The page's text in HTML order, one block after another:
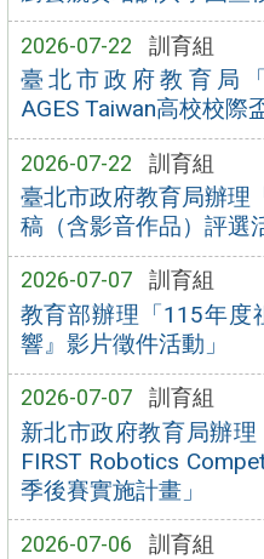
2026-07-22 訓育組
臺北市政府教育局「
AGES Taiwan高校校際
2026-07-22 訓育組
臺北市政府教育局辦理
稿（含影音作品）評選
2026-07-07 訓育組
教育部辦理「115年度
響』影片徵件活動」
2026-07-07 訓育組
新北市政府教育局辦
FIRST Robotics
季後賽實施計畫」
2026-07-06 訓育組